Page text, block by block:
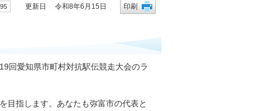
更新日 令和8年6月15日 印刷
回愛知県市町村対抗駅伝競走大会のラ
目指します。あなたも弥富市の代表と